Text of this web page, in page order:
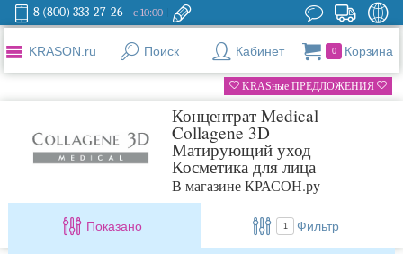
8 (800) 333-27-26 с 10:00
KRASON.ru Поиск Кабинет 0 Корзина
KRASные ПРЕДЛОЖЕНИЯ
Концентрат Medical
Collagene 3D
Матирующий уход
Косметика для лица
В магазине КРАСОН.ру
Показано 1 Фильтр